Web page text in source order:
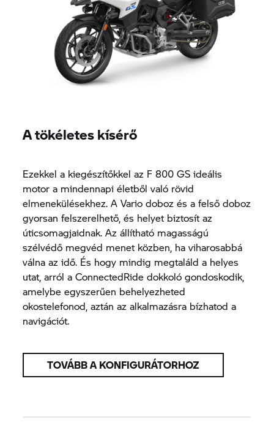
A tökéletes kísérő
Ezekkel a kiegészítőkkel az F 800 GS ideális
motor a mindennapi életből való rövid
elmenekülésekhez. A Vario doboz és a felső doboz
gyorsan felszerelhető, és helyet biztosít az
úticsomagjaidnak. Az állítható magasságú
szélvédő megvéd menet közben, ha viharosabbá
válna az idő. És hogy mindig megtaláld a helyes
utat, arról a ConnectedRide dokkoló gondoskodik,
amelybe egyszerűen behelyezheted
okostelefonod, aztán az alkalmazásra bízhatod a
navigációt.
TOVÁBB A KONFIGURÁTORHOZ